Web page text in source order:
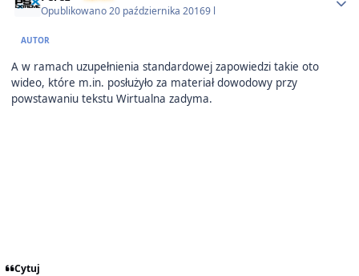
Opublikowano20 października 20169 l
AUTOR
A w ramach uzupełnienia standardowej zapowiedzi takie oto
wideo, które m.in. posłużyło za materiał dowodowy przy
powstawaniu tekstu Wirtualna zadyma.
Cytuj